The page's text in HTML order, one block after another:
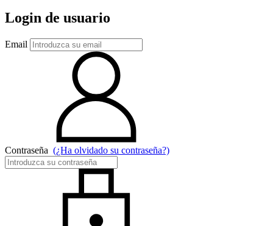
Login de usuario
Email
Contraseña (¿Ha olvidado su contraseña?)